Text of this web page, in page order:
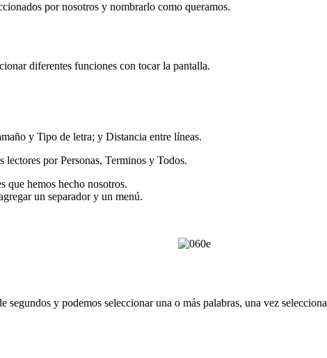
por nosotros y nombrarlo como queramos.
diferentes funciones con tocar la pantalla.
y Tipo de letra; y Distancia entre líneas.
por Personas, Terminos y Todos.
que hemos hecho nosotros.
un separador y un menú.
segundos y podemos seleccionar una o más palabras, una vez